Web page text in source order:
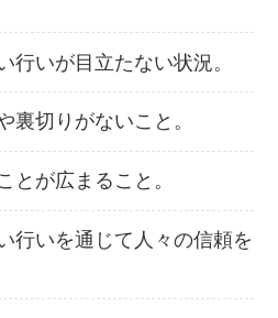
行いが目立たない状況。
裏切りがないこと。
とが広まること。
行いを通じて人々の信頼を